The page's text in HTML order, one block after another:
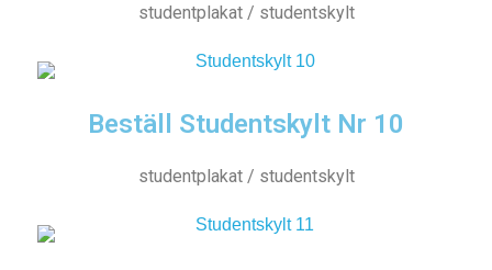
studentplakat / studentskylt
Beställ Studentskylt Nr 10
studentplakat / studentskylt